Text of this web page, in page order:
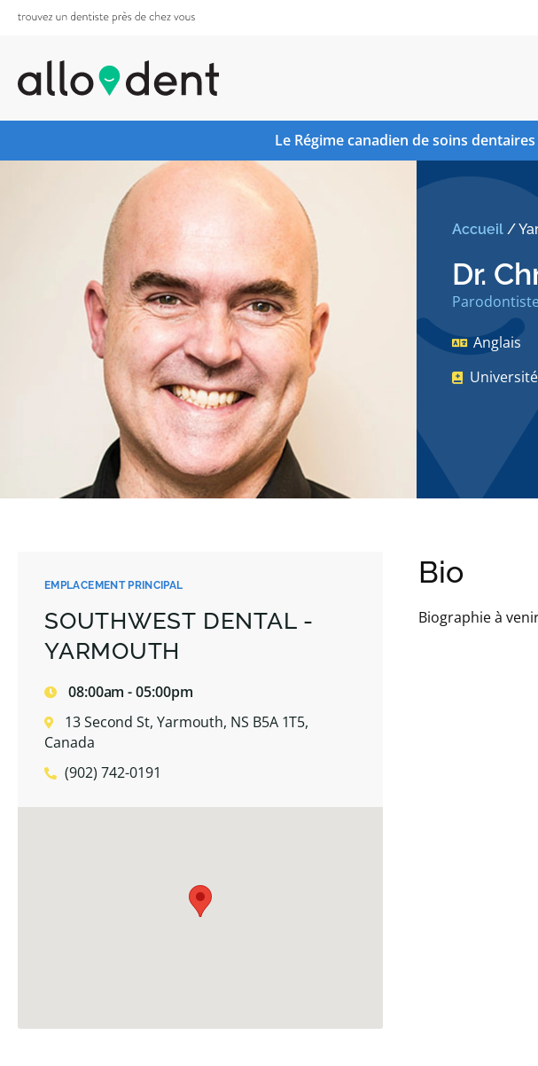
Le Régime canadien de soins
Accueil/
Dr.
Parodontiste
Anglais
EMPLACEMENT PRINCIPAL
SOUTHWEST DENTAL -
YARMOUTH
08:00am - 05:00pm
13 Second St, Yarmouth, NS B5A 1T5,
Canada
(902) 742-0191
Bio
Biographie à